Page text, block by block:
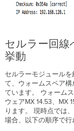
セルラー回線
挙動
セルラーモジュール
て、ウォームスペア
ています。 ウォーム
ウェアMX 14.53、MX
ります。 現時点では
場合、以下の順序で行